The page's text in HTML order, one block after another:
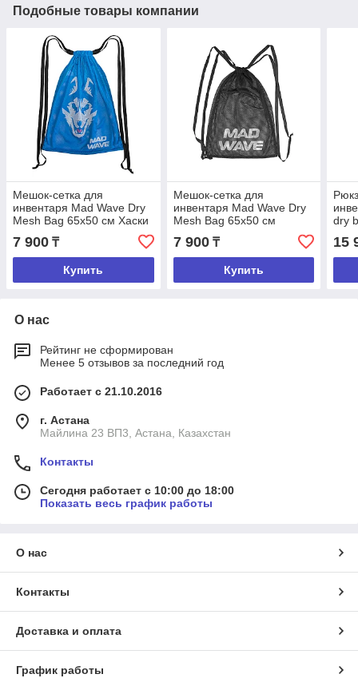
Подобные товары компании
Мешок-сетка для
инвентаря Mad Wave Dry
Mesh Bag 65х50 см Хаски
голубой
7 900 ₸
Купить
Мешок-сетка для
инвентаря Mad Wave Dry
Mesh Bag 65х50 см
7 900₸
Купить
dry
15
О нас
Рейтинг не сформирован
Менее 5 отзывов за последний год
Работает с 21.10.2016
г. Астана
Майлина 23 ВП3, Астана, Казахстан
Контакты
Сегодня работает с 10:00 до 18:00
Показать весь график работы
О нас
Контакты
Доставка и оплата
График работы